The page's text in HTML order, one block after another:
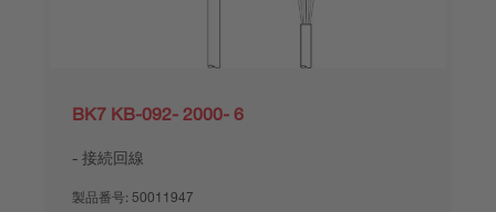
BK7 KB-092- 2000- 6
接続回線
製品番号: 50011947